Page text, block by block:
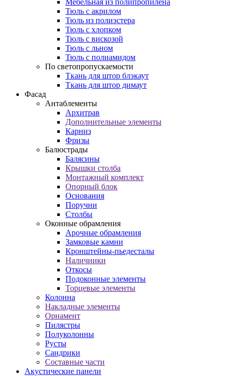
Мебельная из полипропилена
Тюль с акрилом
Тюль из полиэстера
Тюль с хлопком
Тюль с вискозой
Тюль с льном
Тюль с полиамидом
По светопропускаемости
Ткань для штор блэкаут
Ткань для штор димаут
Фасад
Антаблементы
Архитрав
Дополнительные элементы
Карниз
Фризы
Балюстрады
Балясины
Крышки столба
Монтажный комплект
Опорный блок
Основания
Поручни
Столбы
Оконные обрамления
Арочные обрамления
Замковые камни
Кронштейны-пьедесталы
Наличники
Откосы
Подоконные элементы
Торцевые элементы
Колонна
Накладные элементы
Орнамент
Пилястры
Полуколонны
Русты
Сандрики
Составные части
Акустические панели